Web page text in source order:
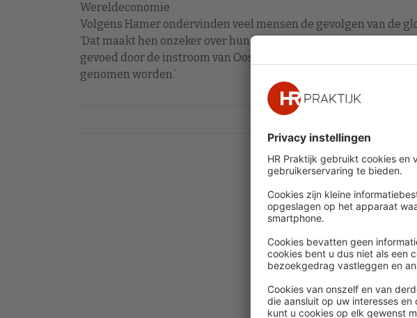
Wereldeconomie
Volgens Hamer ondervinden veel mensen de gevolgen van de
‘Dat maakt hen onzeker over hun baan en de sociale zekerheid,
gevoed door de instroom van Oost-Europese werknemers […].
genomen worden.’